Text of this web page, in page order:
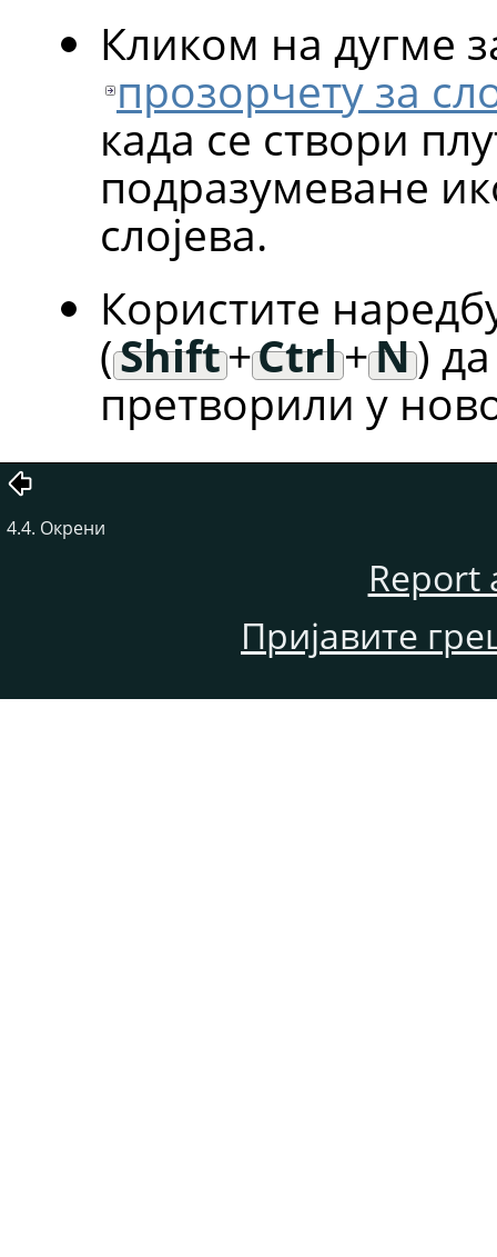
Кликом на дугме
прозорчету за
када се створи
подразумеване
слојева.
Користите
(Shift+Ctrl+N)
претворили у
4.4. Окрени
Report
Пријавите